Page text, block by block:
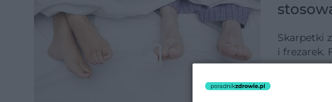
Skarpetki
i frezarek.